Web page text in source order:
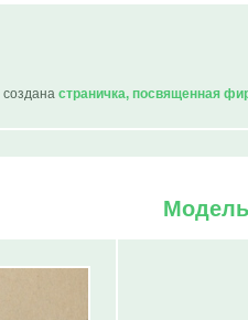
создана страничка, посвященная